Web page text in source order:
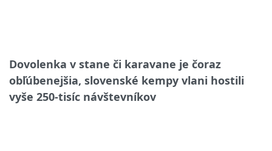
Dovolenka v stane či karavane je čoraz
obľúbenejšia, slovenské kempy vlani hostili
vyše 250-tisíc návštevníkov